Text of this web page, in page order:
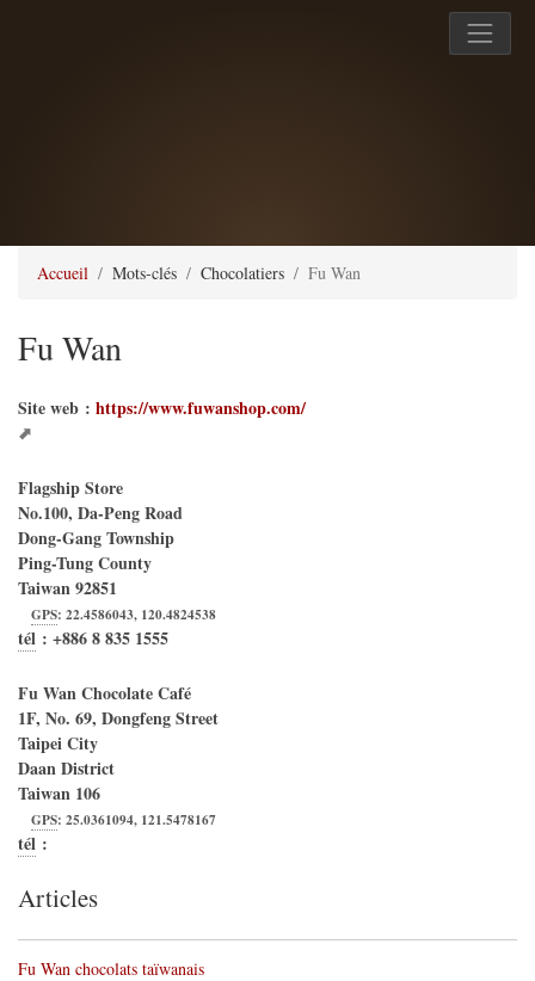
Accueil Mots-clés Chocolatiers Fu Wan
Fu Wan
Site web : https://www.fuwanshop.com/
Flagship Store
No.100, Da-Peng Road
Dong-Gang Township
Ping-Tung County
Taiwan92851
GPS:22.4586043, 120.4824538
tél : +886 8 835 1555
Fu Wan Chocolate Café
1F, No. 69, Dongfeng Street
Taipei City
Daan District
Taiwan 106
GPS:25.0361094, 121.5478167
tél :
Articles
Fu Wan chocolats taïwanais